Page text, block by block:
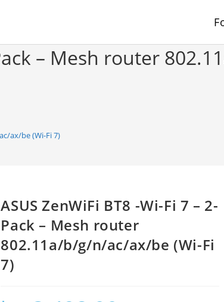
– Mesh router
ax/be (Wi-Fi 7)
ASUS ZenWiFi BT8 -Wi-Fi 7 – 2-
Pack – Mesh router
802.11a/b/g/n/ac/ax/be (Wi-Fi
7)